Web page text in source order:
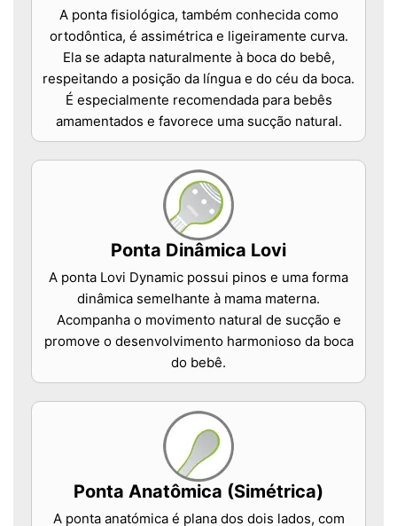
A ponta fisiológica, também conhecida como
ortodôntica, é assimétrica e ligeiramente curva.
Ela se adapta naturalmente à boca do bebê,
respeitando a posição da língua e do céu da boca.
É especialmente recomendada para bebês
amamentados e favorece uma sucção natural.
Ponta Dinâmica Lovi
A ponta Lovi Dynamic possui pinos e uma forma
dinâmica semelhante à mama materna.
Acompanha o movimento natural de sucção e
promove o desenvolvimento harmonioso da boca
do bebê.
Ponta Anatômica (Simétrica)
A ponta anatómica é plana dos dois lados, com